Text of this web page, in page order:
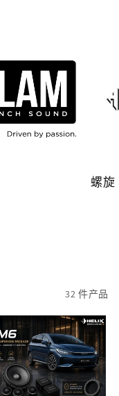
螺旋
32 件产品